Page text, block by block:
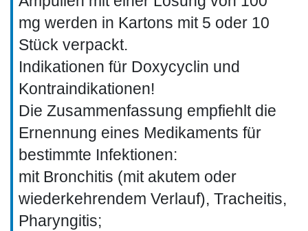
mg werden in Kartons mit 5 oder 10
Stück verpackt.
Indikationen für Doxycyclin und
Kontraindikationen!
Die Zusammenfassung empfiehlt die
Ernennung eines Medikaments für
bestimmte Infektionen:
mit Bronchitis (mit akutem oder
wiederkehrendem Verlauf), Tracheitis,
Pharyngitis;